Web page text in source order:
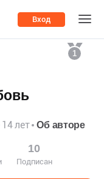
Вход
1
лет Об авторе
10
Подписан